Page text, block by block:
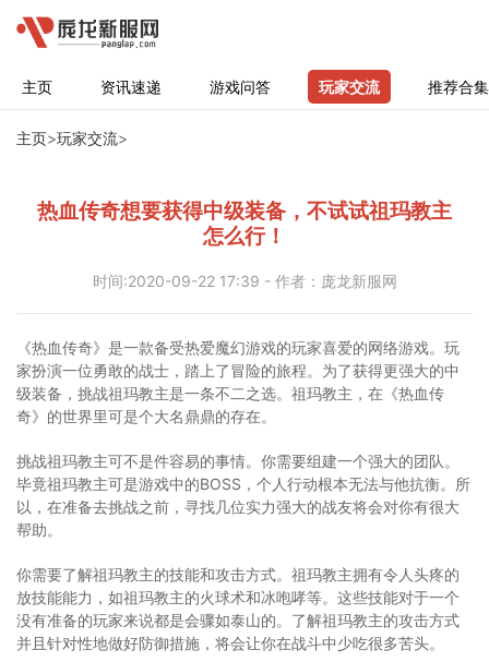
主页 资讯速递 游戏问答 玩家交流 推荐合集
主页>玩家交流>
热血传奇想要获得中级装备，不试试祖玛教主
怎么行！
时间:2020-09-22 17:39 - 作者：庞龙新服网
《热血传奇》是一款备受热爱魔幻游戏的玩家喜爱的网络游戏。玩
家扮演一位勇敢的战士，踏上了冒险的旅程。为了获得更强大的中
级装备，挑战祖玛教主是一条不二之选。祖玛教主，在《热血传
奇》的世界里可是个大名鼎鼎的存在。
挑战祖玛教主可不是件容易的事情。你需要组建一个强大的团队。
毕竟祖玛教主可是游戏中的BOSS，个人行动根本无法与他抗衡。所
以，在准备去挑战之前，寻找几位实力强大的战友将会对你有很大
帮助。
你需要了解祖玛教主的技能和攻击方式。祖玛教主拥有令人头疼的
放技能能力，如祖玛教主的火球术和冰咆哮等。这些技能对于一个
没有准备的玩家来说都是会骤如泰山的。了解祖玛教主的攻击方式
并且针对性地做好防御措施，将会让你在战斗中少吃很多苦头。